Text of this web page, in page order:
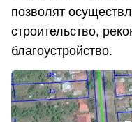
позволят
строительство,
благоустройство.